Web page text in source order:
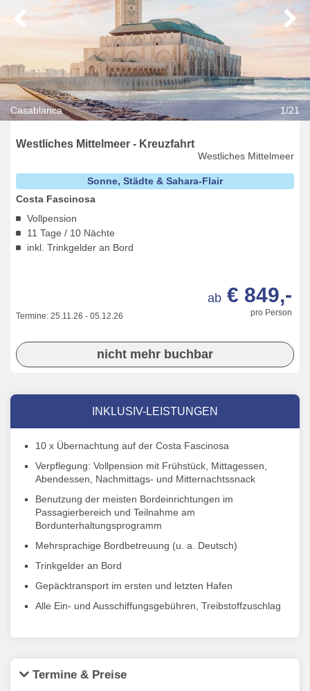
Casablanca 1/21
Westliches Mittelmeer - Kreuzfahrt
Westliches Mittelmeer
Sonne, Städte & Sahara-Flair
Costa Fascinosa
Vollpension
11 Tage / 10 Nächte
inkl. Trinkgelder an Bord
Termine: 25.11.26 - 05.12.26 pro Person
ab € 849,-
nicht mehr buchbar
INKLUSIV-LEISTUNGEN
10 x Übernachtung auf der Costa Fascinosa
Verpflegung: Vollpension mit Frühstück, Mittagessen,
Abendessen, Nachmittags- und Mitternachtssnack
Benutzung der meisten Bordeinrichtungen im
Passagierbereich und Teilnahme am
Bordunterhaltungsprogramm
Mehrsprachige Bordbetreuung (u. a. Deutsch)
Trinkgelder an Bord
Gepäcktransport im ersten und letzten Hafen
Alle Ein- und Ausschiffungsgebühren, Treibstoffzuschlag
Termine & Preise